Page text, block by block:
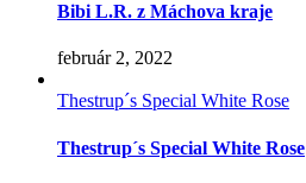
Bibi L.R. z Máchova kraje
február 2, 2022
Thestrup´s Special White Rose
Thestrup´s Special White Rose